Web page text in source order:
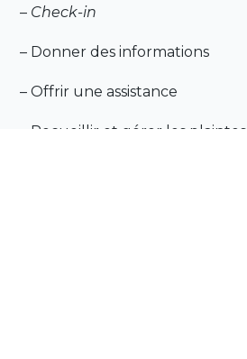
– Check-in
– Donner des informations
– Offrir une assistance
– Recueillir et gérer les plaintes